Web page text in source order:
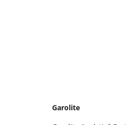
Garolite